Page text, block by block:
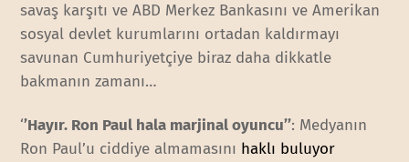
savaş karşıtı ve ABD Merkez Bankasını ve Amerikan
sosyal devlet kurumlarını ortadan kaldırmayı
savunan Cumhuriyetçiye biraz daha dikkatle
bakmanın zamanı…
‘’Hayır. Ron Paul hala marjinal oyuncu’’: Medyanın
Ron Paul’u ciddiye almamasını haklı buluyor